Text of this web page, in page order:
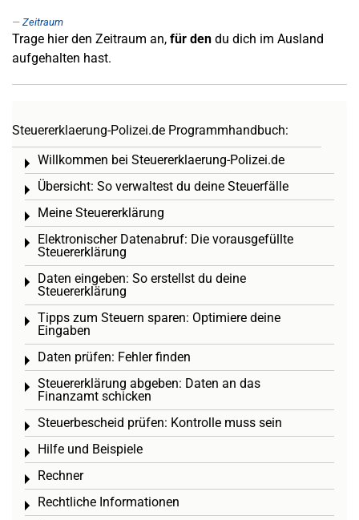
Zeitraum
Trage hier den Zeitraum an, für den du dich im Ausland
aufgehalten hast.
Steuererklaerung-Polizei.de Programmhandbuch:
Willkommen bei Steuererklaerung-Polizei.de
Toggle menu
Übersicht: So verwaltest du deine Steuerfälle
Toggle menu
Meine Steuererklärung
Toggle menu
Elektronischer Datenabruf: Die vorausgefüllte
Steuererklärung
Toggle menu
Daten eingeben: So erstellst du deine
Steuererklärung
Toggle menu
Tipps zum Steuern sparen: Optimiere deine
Eingaben
Toggle menu
Daten prüfen: Fehler finden
Toggle menu
Steuererklärung abgeben: Daten an das
Finanzamt schicken
Toggle menu
Steuerbescheid prüfen: Kontrolle muss sein
Toggle menu
Hilfe und Beispiele
Toggle menu
Rechner
Toggle menu
Rechtliche Informationen
Toggle menu